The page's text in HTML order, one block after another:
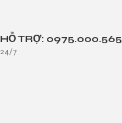
HỖ TRỢ: 0975.000.565
24/7